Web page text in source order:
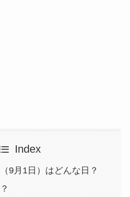
Index
9月1日）はどんな日？